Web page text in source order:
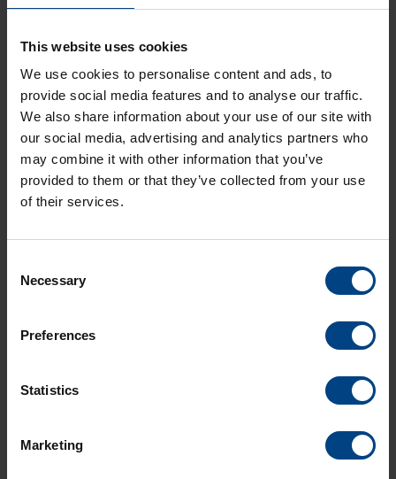
This website uses cookies
We use cookies to personalise content and ads, to
provide social media features and to analyse our traffic.
We also share information about your use of our site with
our social media, advertising and analytics partners who
may combine it with other information that you’ve
provided to them or that they’ve collected from your use
of their services.
Selection
Necessary
Preferences
Statistics
Marketing
Depuis plus de 15 ans, MOBATIME Swiss Time Systems
utilise cette abréviation pour ses produits de synchronisation
maîtres. Mais que signifie cette abréviation ?
Le DTS est appelé système de temps distribué. Les
temporel est nécessaire à l’application.
dispositifs DTS en utilisant des protocoles tels que NTP ou
PTP. Des interfaces bifilaires ou spéciales sont utilisées pour
la fréquence aux applications esclaves. Avec MOBA-
(Network Management System
) ou SSH (Secure Shell),